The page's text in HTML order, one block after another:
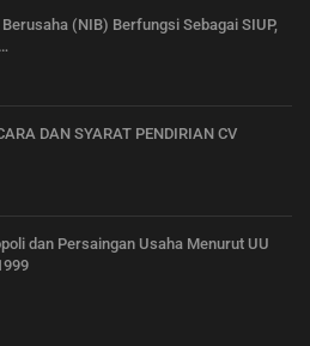
(NIB) Berfungsi Sebagai SIUP,
DAN SYARAT PENDIRIAN CV
dan Persaingan Usaha Menurut UU